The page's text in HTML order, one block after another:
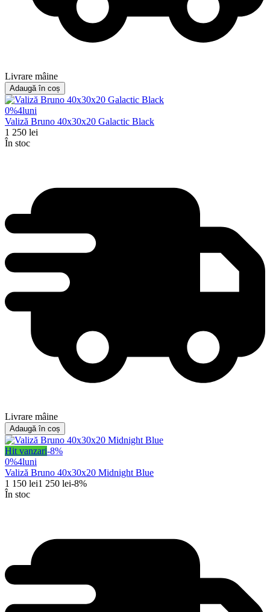
Livrare mâine
Adaugă în coș
0%4luni
Valiză Bruno 40x30x20 Galactic Black
1 250 lei
În stoc
Livrare mâine
Adaugă în coș
Hit vanzari-8%
0%4luni
Valiză Bruno 40x30x20 Midnight Blue
1 150 lei1 250 lei-8%
În stoc